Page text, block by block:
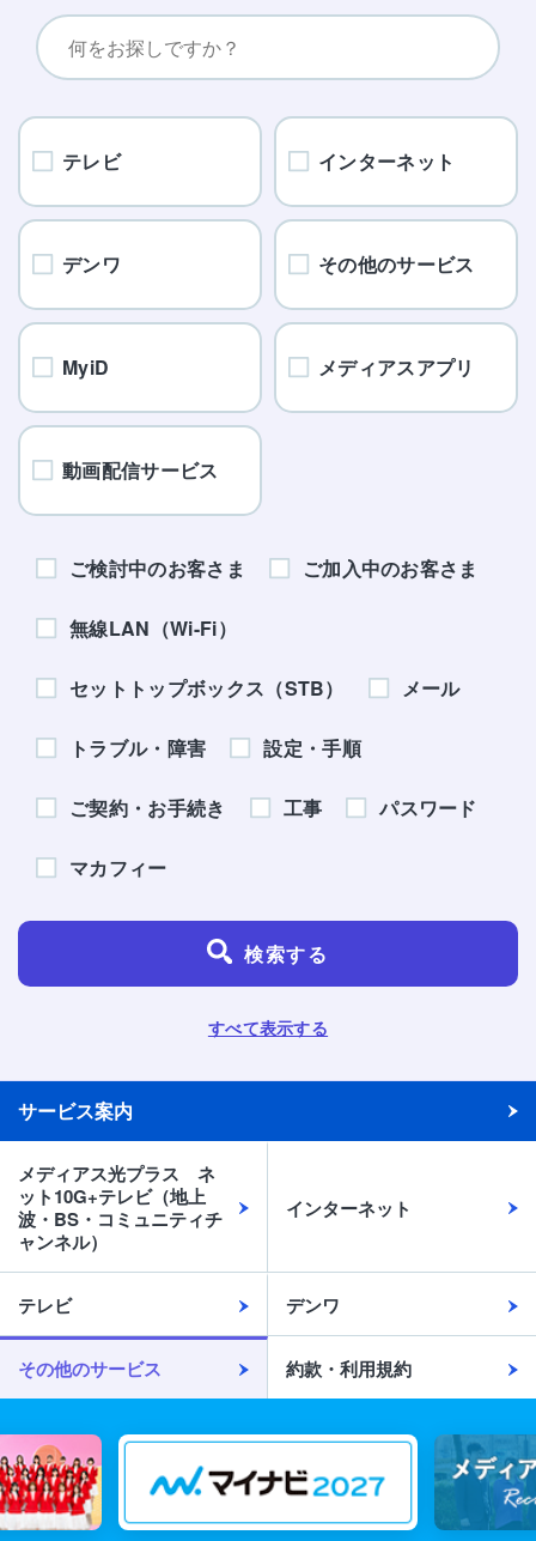
サービス案内
メディアス光プラス ネ
ット10G+テレビ（地上
波・BS・コミュニティチ
ャンネル）
インターネット
テレビ デンワ
その他のサービス 約款・利用規約
テレビ インターネット
デンワ その他のサービス
MyiD メディアスアプリ
動画配信サービス
ご検討中のお客さま ご加入中のお客さま
無線LAN（Wi-Fi）
セットトップボックス（STB） メール
トラブル・障害 設定・手順
ご契約・お手続き 工事 パスワード
マカフィー
検索する
すべて表示する